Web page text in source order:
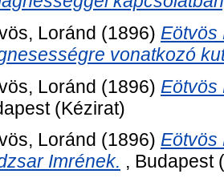
Loránd (1896) Eötvös
vonatkozó
Loránd (1896) Eötvös
(Kézirat)
Loránd (1896) Eötvös
Imrének. , Budapest